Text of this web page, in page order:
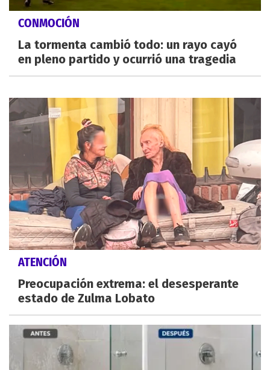
CONMOCIÓN
La tormenta cambió todo: un rayo cayó
en pleno partido y ocurrió una tragedia
ATENCIÓN
Preocupación extrema: el desesperante
estado de Zulma Lobato